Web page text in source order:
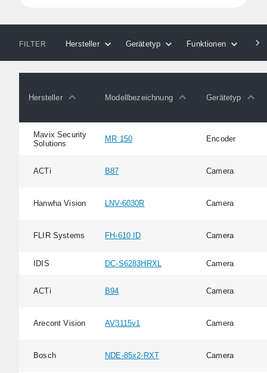
FILTER Hersteller Gerätetyp Funktionen
Hersteller Modellbezeichnung Gerätetyp
Mavix Security
Solutions
MR 150 Encoder
ACTi B87 Camera
Hanwha Vision LNV-6030R Camera
FLIR Systems FH-610 ID Camera
IDIS DC-S6283HRXL Camera
ACTi B94 Camera
Arecont Vision AV3115v1 Camera
Bosch NDE-85x2-RXT Camera